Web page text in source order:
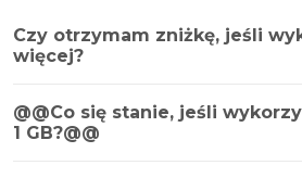
Czy otrzymam zniżkę, jeśli
więcej?
@@Co się stanie, jeśli
1 GB?@@